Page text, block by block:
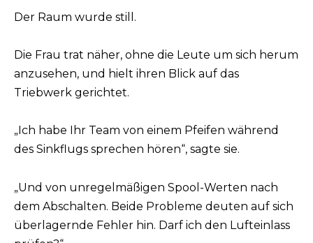
Der Raum wurde still.
Die Frau trat näher, ohne die Leute um sich herum
anzusehen, und hielt ihren Blick auf das
Triebwerk gerichtet.
„Ich habe Ihr Team von einem Pfeifen während
des Sinkflugs sprechen hören“, sagte sie.
„Und von unregelmäßigen Spool-Werten nach
dem Abschalten. Beide Probleme deuten auf sich
überlagernde Fehler hin. Darf ich den Lufteinlass